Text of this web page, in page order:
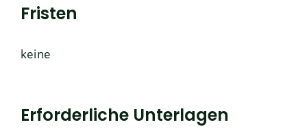
Fristen
keine
Erforderliche Unterlagen